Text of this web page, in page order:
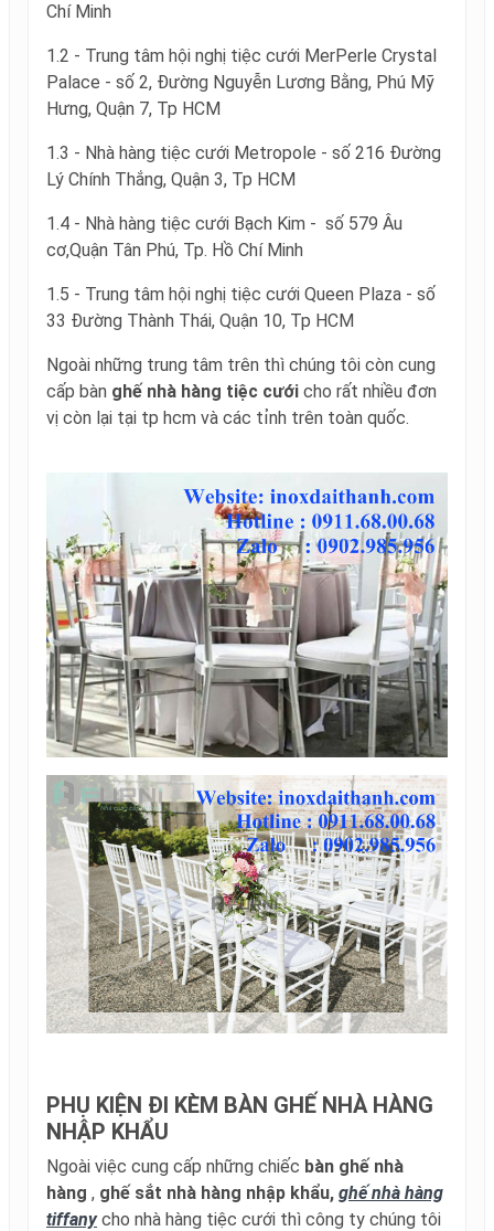
Chí Minh
1.2 - Trung tâm hội nghị tiệc cưới MerPerle Crystal
Palace - số 2, Đường Nguyễn Lương Bằng, Phú Mỹ
Hưng, Quận 7, Tp HCM
1.3 - Nhà hàng tiệc cưới Metropole - số 216 Đường
Lý Chính Thắng, Quận 3, Tp HCM
1.4 - Nhà hàng tiệc cưới Bạch Kim - số 579 Âu
cơ,Quận Tân Phú, Tp. Hồ Chí Minh
1.5 - Trung tâm hội nghị tiệc cưới Queen Plaza - số
33 Đường Thành Thái, Quận 10, Tp HCM
Ngoài những trung tâm trên thì chúng tôi còn cung
cấp bàn ghế nhà hàng tiệc cưới cho rất nhiều đơn
vị còn lại tại tp hcm và các tỉnh trên toàn quốc.
PHỤ KIỆN ĐI KÈM BÀN GHẾ NHÀ HÀNG
NHẬP KHẨU
Ngoài việc cung cấp những chiếc bàn ghế nhà
hàng , ghế sắt nhà hàng nhập khẩu, ghế nhà hàng
tiffanycho nhà hàng tiệc cưới thì công ty chúng tôi